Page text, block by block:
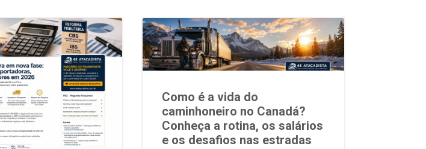
Como é a vida do
caminhoneiro no Canadá?
Conheça a rotina, os salários
e os desafios nas estradas